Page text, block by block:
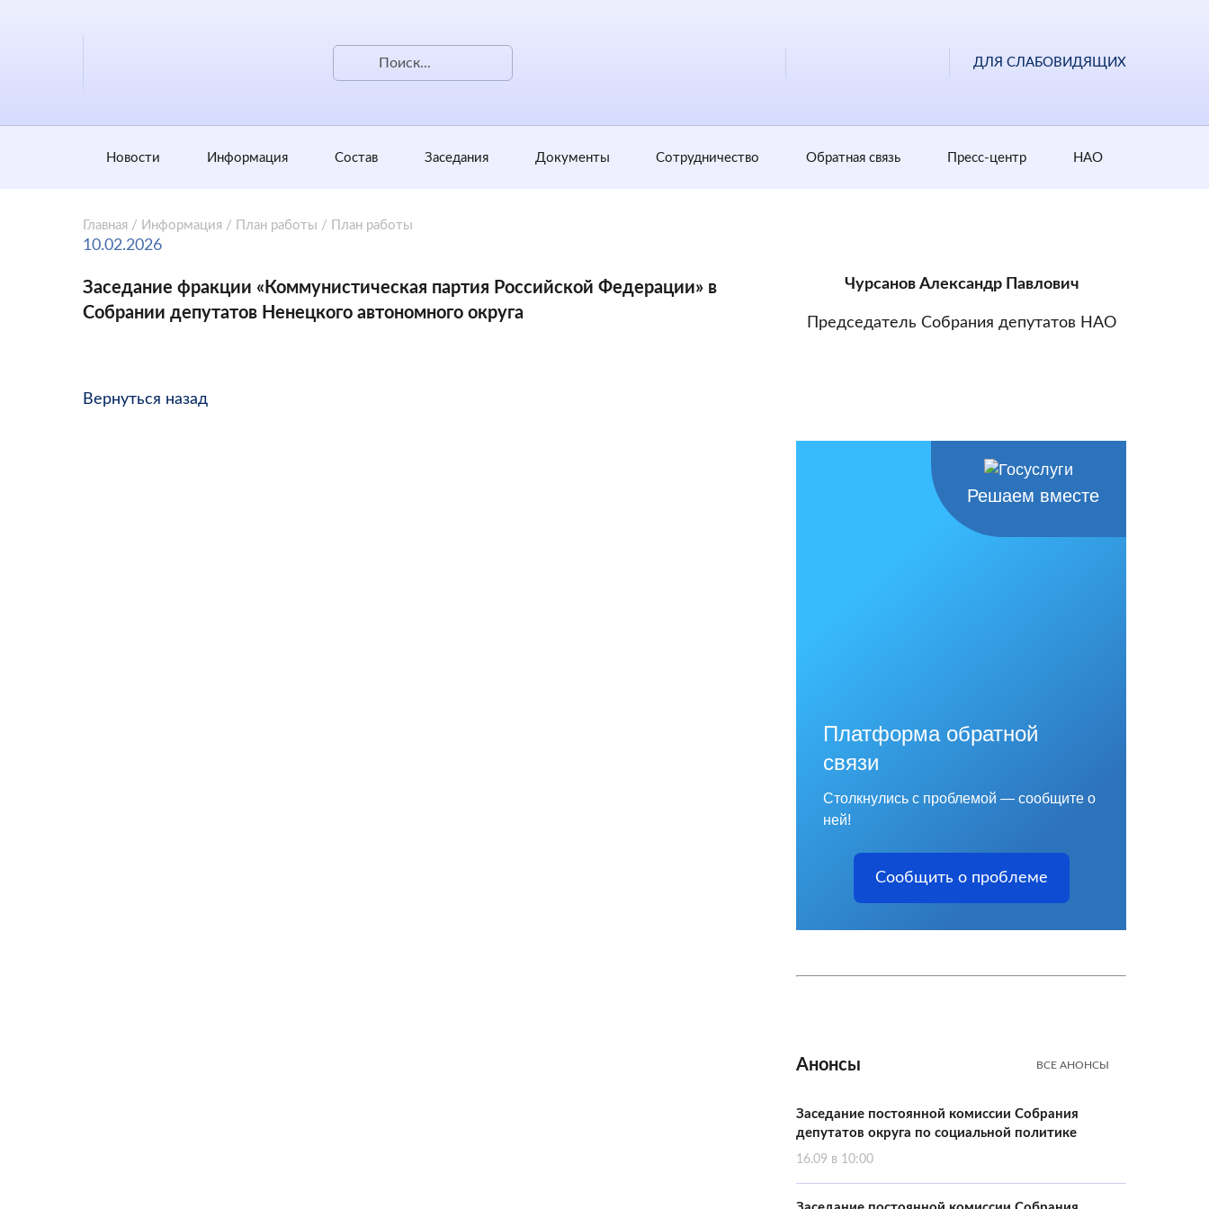
ДЛЯ СЛАБОВИДЯЩИХ
Новости Информация Состав Заседания Документы Сотрудничество Обратная cвязь Пресс-центр НАО
Главная / Информация / План работы / План работы
10.02.2026
Заседание фракции «Коммунистическая партия Российской Федерации» в
Собрании депутатов Ненецкого автономного округа
Вернуться назад
Чурсанов Александр Павлович
Председатель Собрания депутатов НАО
Решаем вместе
Платформа обратной
связи
Столкнулись с проблемой — сообщите о
ней!
Сообщить о проблеме
Анонсы ВСЕ АНОНСЫ
Заседание постоянной комиссии Собрания
депутатов округа по социальной политике
16.09 в 10:00